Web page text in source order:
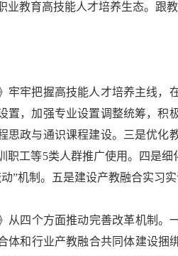
业教育高技能人才培养生态。
牢把握高技能人才培养主线，在
置，加强专业设置调整统筹，积
思政与通识课程建设。三是优化
职工等5类人群推广使用。四是
”机制。五是建设产教融合实习
四个方面推动完善改革机制。一
体和行业产教融合共同体建设捆